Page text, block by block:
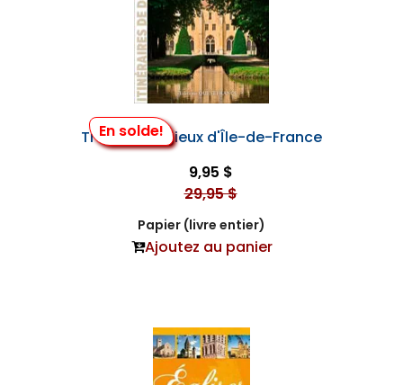
En solde!
Trésors Religieux d'Île-de-France
9,95 $
29,95 $
Papier (livre entier)
Ajoutez au panier